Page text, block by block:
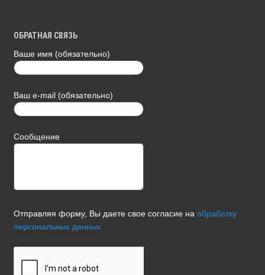
ОБРАТНАЯ СВЯЗЬ
Ваше имя (обязательно)
Ваш e-mail (обязательно)
Сообщение
Отправляя форму, Вы даете свое согласие на обработку
персональных данных